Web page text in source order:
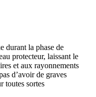
durant la phase de
protecteur, laissant le
et aux rayonnements
d’avoir de graves
toutes sortes